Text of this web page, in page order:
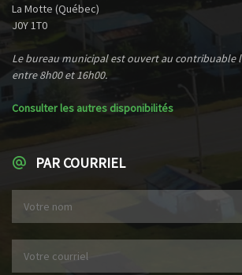
La Motte (Québec)
J0Y 1T0
Le bureau municipal est ouvert au contribuable
entre 8h00 et 16h00.
Consulter les autres disponibilités
PAR COURRIEL